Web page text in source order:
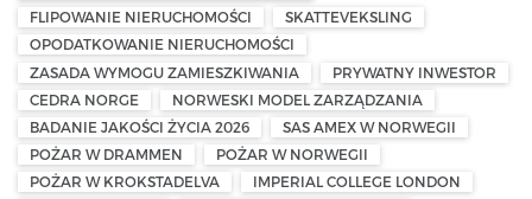
FLIPOWANIE NIERUCHOMOŚCI
SKATTEVEKSLING
OPODATKOWANIE NIERUCHOMOŚCI
ZASADA WYMOGU ZAMIESZKIWANIA
PRYWATNY INWESTOR
CEDRA NORGE
NORWESKI MODEL ZARZĄDZANIA
BADANIE JAKOŚCI ŻYCIA 2026
SAS AMEX W NORWEGII
POŻAR W DRAMMEN
POŻAR W NORWEGII
POŻAR W KROKSTADELVA
IMPERIAL COLLEGE LONDON